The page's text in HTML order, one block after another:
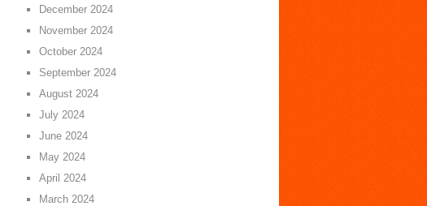
December 2024
November 2024
October 2024
September 2024
August 2024
July 2024
June 2024
May 2024
April 2024
March 2024